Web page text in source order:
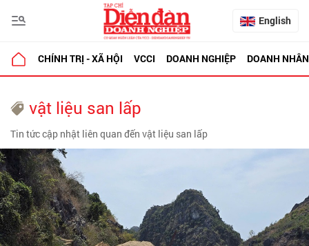
English
CHÍNH TRỊ - XÃ HỘI VCCI DOANH NGHIỆP DOANH NHÂN
vật liệu san lấp
Tin tức cập nhật liên quan đến vật liệu san lấp